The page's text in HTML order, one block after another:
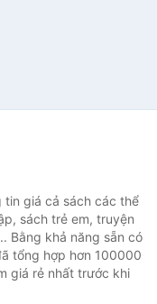
tin giá cả sách các thể
sách trẻ em, truyện
Bằng khả năng sẵn có
tổng hợp hơn 100000
giá rẻ nhất trước khi